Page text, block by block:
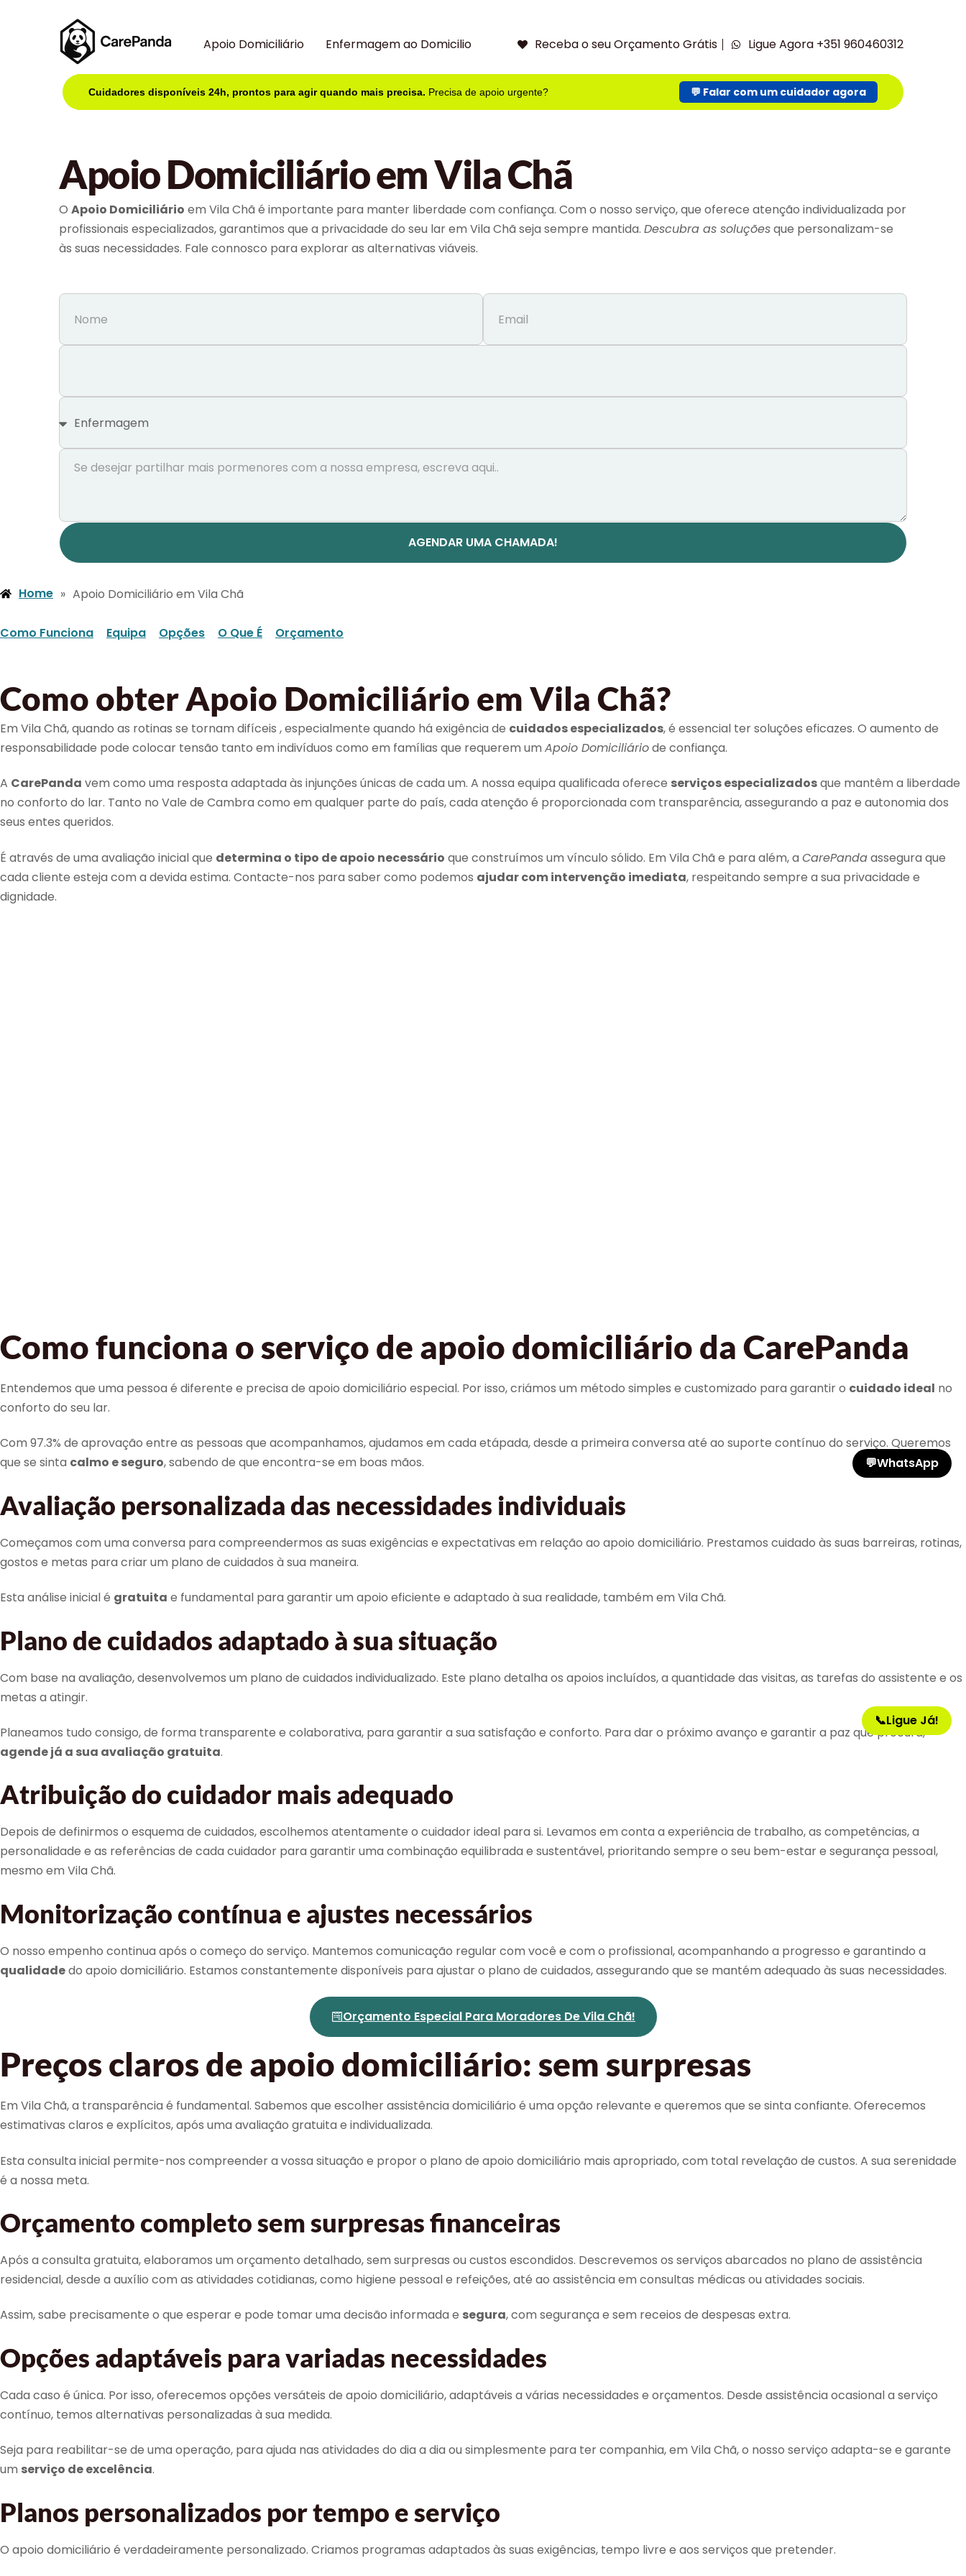
Apoio Domiciliário Enfermagem ao Domicilio Receba o seu Orçamento Grátis Ligue Agora +351 960460312
Cuidadores disponíveis 24h, prontos para agir quando mais precisa. Precisa de apoio urgente? 💬 Falar com um cuidador agora
Apoio Domiciliário em Vila Chã
O Apoio Domiciliário em Vila Chã é importante para manter liberdade com confiança. Com o nosso serviço, que oferece atenção individualizada por
profissionais especializados, garantimos que a privacidade do seu lar em Vila Chã seja sempre mantida. Descubra as soluçõesque personalizam-se
às suas necessidades. Fale connosco para explorar as alternativas viáveis.
AGENDAR UMA CHAMADA!
Home » Apoio Domiciliário em Vila Chã
Como Funciona Equipa Opções O Que É Orçamento
Como obter Apoio Domiciliário em Vila Chã?
Em Vila Chã, quando as rotinas se tornam difíceis , especialmente quando há exigência de cuidados especializados, é essencial ter soluções eficazes. O aumento de
responsabilidade pode colocar tensão tanto em indivíduos como em famílias que requerem um Apoio Domiciliáriode confiança.
A CarePanda vem como uma resposta adaptada às injunções únicas de cada um. A nossa equipa qualificada oferece serviços especializadosque mantêm a liberdade
no conforto do lar. Tanto no Vale de Cambra como em qualquer parte do país, cada atenção é proporcionada com transparência, assegurando a paz e autonomia dos
seus entes queridos.
É através de uma avaliação inicial que determina o tipo de apoio necessário que construímos um vínculo sólido. Em Vila Chã e para além, a CarePandaassegura que
cada cliente esteja com a devida estima. Contacte-nos para saber como podemos ajudar com intervenção imediata, respeitando sempre a sua privacidade e
dignidade.
Como funciona o serviço de apoio domiciliário da CarePanda
Entendemos que uma pessoa é diferente e precisa de apoio domiciliário especial. Por isso, criámos um método simples e customizado para garantir o cuidado ideal no
conforto do seu lar.
Com 97.3% de aprovação entre as pessoas que acompanhamos, ajudamos em cada etápada, desde a primeira conversa até ao suporte contínuo do serviço. Queremos
que se sinta calmo e seguro, sabendo de que encontra-se em boas mãos.
Avaliação personalizada das necessidades individuais
Começamos com uma conversa para compreendermos as suas exigências e expectativas em relação ao apoio domiciliário. Prestamos cuidado às suas barreiras, rotinas,
gostos e metas para criar um plano de cuidados à sua maneira.
Esta análise inicial é gratuita e fundamental para garantir um apoio eficiente e adaptado à sua realidade, também em Vila Chã.
Plano de cuidados adaptado à sua situação
Com base na avaliação, desenvolvemos um plano de cuidados individualizado. Este plano detalha os apoios incluídos, a quantidade das visitas, as tarefas do assistente e os
metas a atingir.
Planeamos tudo consigo, de forma transparente e colaborativa, para garantir a sua satisfação e conforto. Para dar o próximo avanço e garantir a paz que procura,
agende já a sua avaliação gratuita.
Atribuição do cuidador mais adequado
Depois de definirmos o esquema de cuidados, escolhemos atentamente o cuidador ideal para si. Levamos em conta a experiência de trabalho, as competências, a
personalidade e as referências de cada cuidador para garantir uma combinação equilibrada e sustentável, prioritando sempre o seu bem-estar e segurança pessoal,
mesmo em Vila Chã.
Monitorização contínua e ajustes necessários
O nosso empenho continua após o começo do serviço. Mantemos comunicação regular com você e com o profissional, acompanhando a progresso e garantindo a
qualidadedo apoio domiciliário. Estamos constantemente disponíveis para ajustar o plano de cuidados, assegurando que se mantém adequado às suas necessidades.
Orçamento Especial Para Moradores De Vila Chã!
Preços claros de apoio domiciliário: sem surpresas
Em Vila Chã, a transparência é fundamental. Sabemos que escolher assistência domiciliário é uma opção relevante e queremos que se sinta confiante. Oferecemos
estimativas claros e explícitos, após uma avaliação gratuita e individualizada.
Esta consulta inicial permite-nos compreender a vossa situação e propor o plano de apoio domiciliário mais apropriado, com total revelação de custos. A sua serenidade
é a nossa meta.
Orçamento completo sem surpresas financeiras
Após a consulta gratuita, elaboramos um orçamento detalhado, sem surpresas ou custos escondidos. Descrevemos os serviços abarcados no plano de assistência
residencial, desde a auxílio com as atividades cotidianas, como higiene pessoal e refeições, até ao assistência em consultas médicas ou atividades sociais.
Assim, sabe precisamente o que esperar e pode tomar uma decisão informada e segura, com segurança e sem receios de despesas extra.
Opções adaptáveis para variadas necessidades
Cada caso é única. Por isso, oferecemos opções versáteis de apoio domiciliário, adaptáveis a várias necessidades e orçamentos. Desde assistência ocasional a serviço
contínuo, temos alternativas personalizadas à sua medida.
Seja para reabilitar-se de uma operação, para ajuda nas atividades do dia a dia ou simplesmente para ter companhia, em Vila Chã, o nosso serviço adapta-se e garante
um serviço de excelência.
Planos personalizados por tempo e serviço
O apoio domiciliário é verdadeiramente personalizado. Criamos programas adaptados às suas exigências, tempo livre e aos serviços que pretender.
💬WhatsApp
📞Ligue Já!